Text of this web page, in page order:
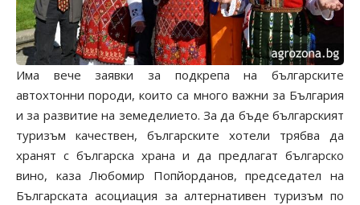
Има вече заявки за подкрепа на българските
автохтонни породи, които са много важни за България
и за развитие на земеделието. За да бъде българският
туризъм качествен, българските хотели трябва да
хранят с българска храна и да предлагат българско
вино, каза Любомир Попйорданов, председател на
Българската асоциация за алтернативен туризъм по